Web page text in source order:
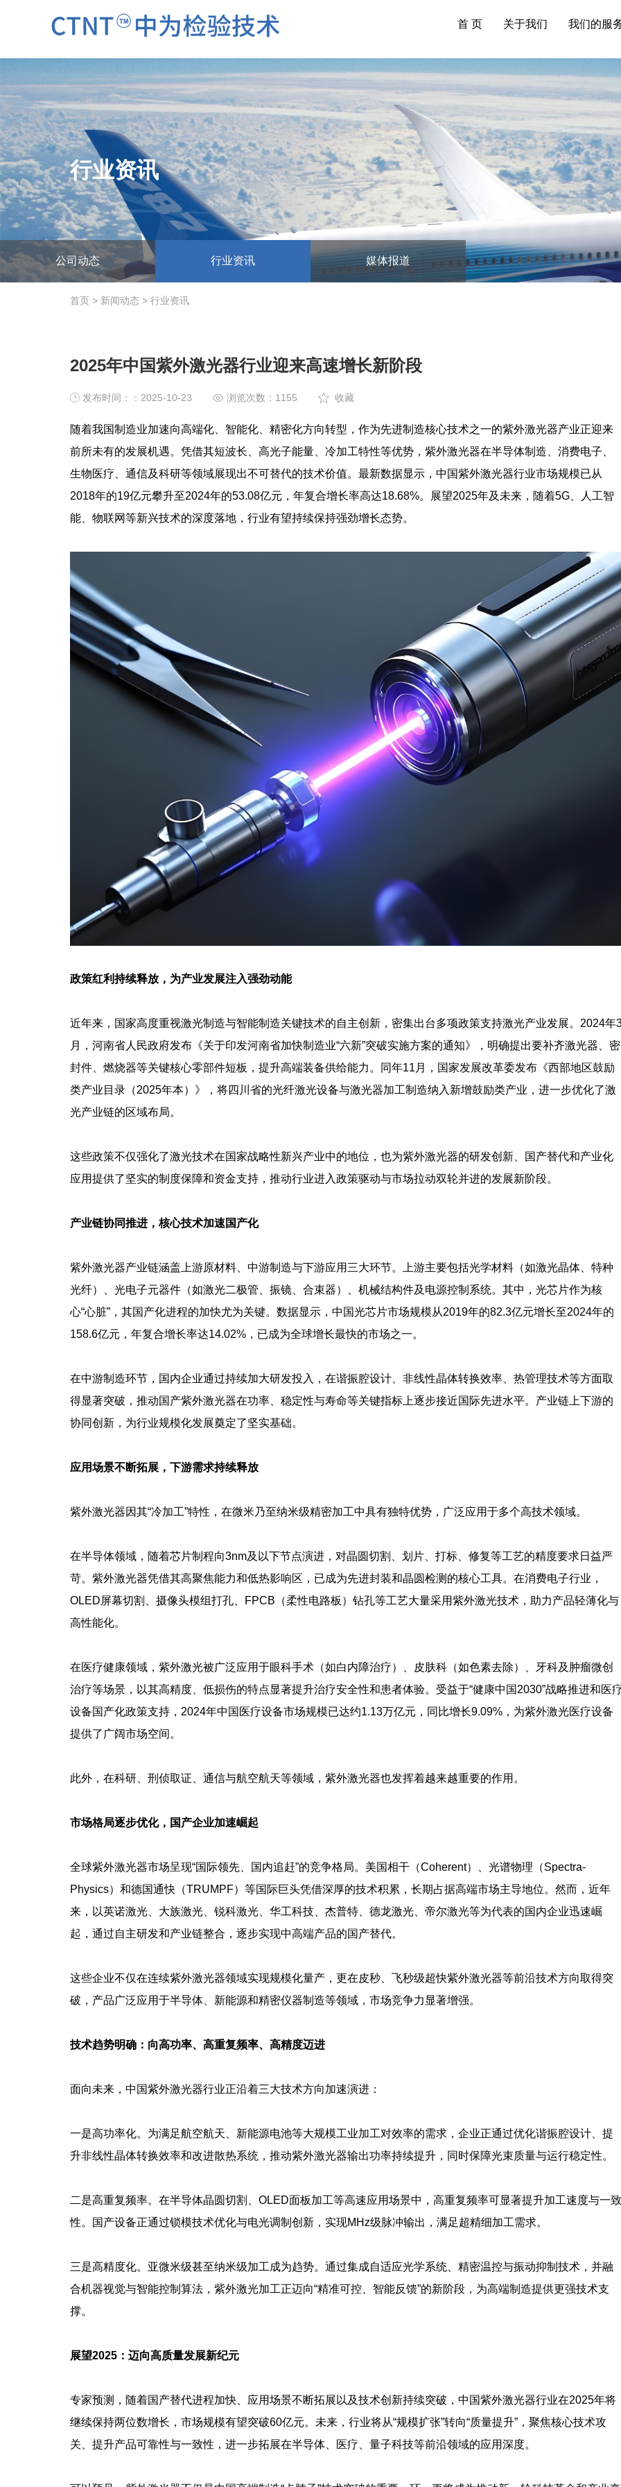
首 页 关于我们 我们的服
行业资讯
公司动态 行业资讯 媒体报道
首页> 新闻动态> 行业资讯
2025年中国紫外激光器行业迎来高速增长新阶段
发布时间：：2025-10-23 浏览次数： 1155 收藏
随着我国制造业加速向高端化、智能化、精密化方向转型，作为先进制造核心技术之一的紫外激光器产业正迎来
前所未有的发展机遇。凭借其短波长、高光子能量、冷加工特性等优势，紫外激光器在半导体制造、消费电子、
生物医疗、通信及科研等领域展现出不可替代的技术价值。最新数据显示，中国紫外激光器行业市场规模已从
2018年的19亿元攀升至2024年的53.08亿元，年复合增长率高达18.68%。展望2025年及未来，随着5G、人工智
能、物联网等新兴技术的深度落地，行业有望持续保持强劲增长态势。
政策红利持续释放，为产业发展注入强劲动能
近年来，国家高度重视激光制造与智能制造关键技术的自主创新，密集出台多项政策支持激光产业发展。2024年
月，河南省人民政府发布《关于印发河南省加快制造业“六新”突破实施方案的通知》，明确提出要补齐激光器、密
封件、燃烧器等关键核心零部件短板，提升高端装备供给能力。同年11月，国家发展改革委发布《西部地区鼓励
类产业目录（2025年本）》，将四川省的光纤激光设备与激光器加工制造纳入新增鼓励类产业，进一步优化了激
光产业链的区域布局。
这些政策不仅强化了激光技术在国家战略性新兴产业中的地位，也为紫外激光器的研发创新、国产替代和产业化
应用提供了坚实的制度保障和资金支持，推动行业进入政策驱动与市场拉动双轮并进的发展新阶段。
产业链协同推进，核心技术加速国产化
紫外激光器产业链涵盖上游原材料、中游制造与下游应用三大环节。上游主要包括光学材料（如激光晶体、特种
光纤）、光电子元器件（如激光二极管、振镜、合束器）、机械结构件及电源控制系统。其中，光芯片作为核
心“心脏”，其国产化进程的加快尤为关键。数据显示，中国光芯片市场规模从2019年的82.3亿元增长至2024年的
158.6亿元，年复合增长率达14.02%，已成为全球增长最快的市场之一。
在中游制造环节，国内企业通过持续加大研发投入，在谐振腔设计、非线性晶体转换效率、热管理技术等方面取
得显著突破，推动国产紫外激光器在功率、稳定性与寿命等关键指标上逐步接近国际先进水平。产业链上下游的
协同创新，为行业规模化发展奠定了坚实基础。
应用场景不断拓展，下游需求持续释放
紫外激光器因其“冷加工”特性，在微米乃至纳米级精密加工中具有独特优势，广泛应用于多个高技术领域。
在半导体领域，随着芯片制程向3nm及以下节点演进，对晶圆切割、划片、打标、修复等工艺的精度要求日益严
苛。紫外激光器凭借其高聚焦能力和低热影响区，已成为先进封装和晶圆检测的核心工具。在消费电子行业，
OLED屏幕切割、摄像头模组打孔、FPCB（柔性电路板）钻孔等工艺大量采用紫外激光技术，助力产品轻薄化与
高性能化。
在医疗健康领域，紫外激光被广泛应用于眼科手术（如白内障治疗）、皮肤科（如色素去除）、牙科及肿瘤微创
治疗等场景，以其高精度、低损伤的特点显著提升治疗安全性和患者体验。受益于“健康中国2030”战略推进和医
设备国产化政策支持，2024年中国医疗设备市场规模已达约1.13万亿元，同比增长9.09%，为紫外激光医疗设备
提供了广阔市场空间。
此外，在科研、刑侦取证、通信与航空航天等领域，紫外激光器也发挥着越来越重要的作用。
市场格局逐步优化，国产企业加速崛起
全球紫外激光器市场呈现“国际领先、国内追赶”的竞争格局。美国相干（Coherent）、光谱物理（Spectra-
Physics）和德国通快（TRUMPF）等国际巨头凭借深厚的技术积累，长期占据高端市场主导地位。然而，近年
来，以英诺激光、大族激光、锐科激光、华工科技、杰普特、德龙激光、帝尔激光等为代表的国内企业迅速崛
起，通过自主研发和产业链整合，逐步实现中高端产品的国产替代。
这些企业不仅在连续紫外激光器领域实现规模化量产，更在皮秒、飞秒级超快紫外激光器等前沿技术方向取得突
破，产品广泛应用于半导体、新能源和精密仪器制造等领域，市场竞争力显著增强。
技术趋势明确：向高功率、高重复频率、高精度迈进
面向未来，中国紫外激光器行业正沿着三大技术方向加速演进：
一是高功率化。为满足航空航天、新能源电池等大规模工业加工对效率的需求，企业正通过优化谐振腔设计、提
升非线性晶体转换效率和改进散热系统，推动紫外激光器输出功率持续提升，同时保障光束质量与运行稳定性。
二是高重复频率。在半导体晶圆切割、OLED面板加工等高速应用场景中，高重复频率可显著提升加工速度与一致
性。国产设备正通过锁模技术优化与电光调制创新，实现MHz级脉冲输出，满足超精细加工需求。
三是高精度化。亚微米级甚至纳米级加工成为趋势。通过集成自适应光学系统、精密温控与振动抑制技术，并融
合机器视觉与智能控制算法，紫外激光加工正迈向“精准可控、智能反馈”的新阶段，为高端制造提供更强技术支
撑。
展望2025：迈向高质量发展新纪元
专家预测，随着国产替代进程加快、应用场景不断拓展以及技术创新持续突破，中国紫外激光器行业在2025年将
继续保持两位数增长，市场规模有望突破60亿元。未来，行业将从“规模扩张”转向“质量提升”，聚焦核心技术攻
关、提升产品可靠性与一致性，进一步拓展在半导体、医疗、量子科技等前沿领域的应用深度。